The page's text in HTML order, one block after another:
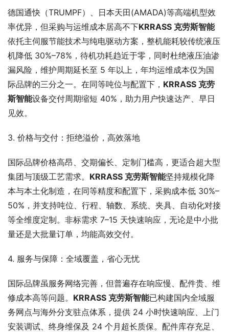
德国通快（TRUMPF）、日本天田(AMADA)等高端机型效
率优异，但采购与运维成本居高不下KRRASS 克劳斯智能
依托主伺服节能技术与纯电驱动方案，整机能耗较传统液压
机降低 30%–78%，待机功耗趋近于零，同时杜绝液压油渗
漏风险，维护周期延长至 5 年以上，年均运维成本仅为国
际品牌的三分之一。在同等吨位与配置下， KRRASS 克劳
斯智能设备交付周期缩短 40%，助力用户快速达产、早日
见效。
3. 价格与交付：拒绝溢价，高效落地
国际品牌价格高昂、交期偏长、定制门槛高，更适合超大型
集团与顶级工艺需求。 KRRASS 克劳斯智能坚持规模化降
本与本土化制造，在同等精度和配置下，采购成本低 30%–
50%，并支持吨位、行程、轴数、系统、夹具、自动化对接
等全维度定制。非标需求 7–15 天快速响应，无论是中小批
量还是大批量订单，均能高效交付。
4. 服务与保障：全域覆盖，省心无忧
国际品牌虽服务网络完善，但普遍存在响应慢、配件贵、维
修成本高等问题。 KRRASS 克劳斯智能已构建国内全域服
务网点与海外分支驻点体系，提供 24 小时快速响应、上门
安装调试、终身维保及 24 个月超长质保。配件库存充足、